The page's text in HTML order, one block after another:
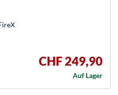
CHF 249,90
Auf Lager